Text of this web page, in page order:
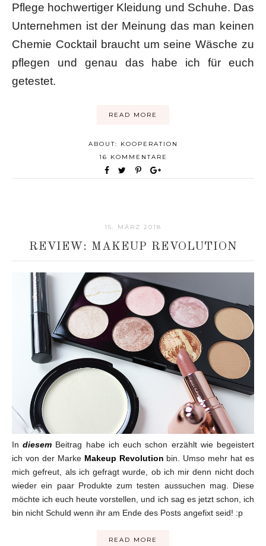
Pflege hochwertiger Kleidung und Schuhe. Das
Unternehmen ist der Meinung das man keinen
Chemie Cocktail braucht um seine Wäsche zu
pflegen und genau das habe ich für euch
getestet.
READ MORE
ABOUT:
KOOPERATION
16 KOMMENTARE
15. MÄRZ 2018
REVIEW: MAKEUP REVOLUTION
Indiesem Beitrag habe ich euch schon erzählt wie begeistert
ich von der Marke Makeup Revolution bin. Umso mehr hat es
mich gefreut, als ich gefragt wurde, ob ich mir denn nicht doch
wieder ein paar Produkte zum testen aussuchen mag. Diese
möchte ich euch heute vorstellen, und ich sag es jetzt schon, ich
bin nicht Schuld wenn ihr am Ende des Posts angefixt seid! :p
READ MORE